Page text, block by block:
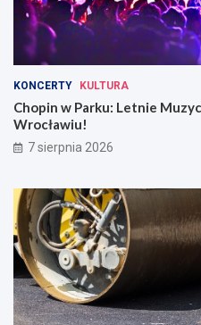
KONCERTY KULTURA
Chopin w Parku: Letnie
Wrocławiu!
7 sierpnia 2026